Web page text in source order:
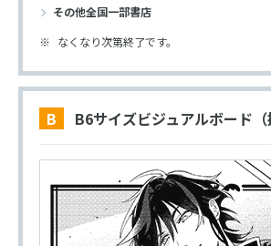
その他全国一部書店
なくなり次第終了です。
B B6サイズビジュアルボード（